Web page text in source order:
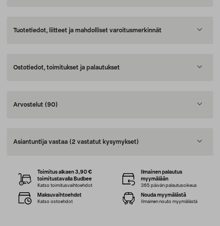
Tuotetiedot, liitteet ja mahdolliset varoitusmerkinnät
Ostotiedot, toimitukset ja palautukset
Arvostelut (90)
Asiantuntija vastaa (2 vastatut kysymykset)
Toimitus alkaen 3,90 €
toimitustavalla Budbee
Katso toimitusvaihtoehdot
Ilmainen palautus
myymälään
365 päivän palautusoikeus
Maksuvaihtoehdot
Katso ostoehdot
Nouda myymälästä
Ilmainen nouto myymälästä